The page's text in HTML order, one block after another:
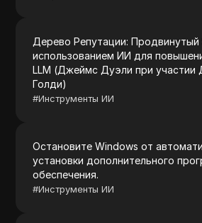
Дерево Репутации: Продвинутый
использованием ИИ для
LLM (Джеймс Дуэли при участии
Голди)
#Инструменты ИИ
Остановите Windows от
установки дополнительного
обеспечения.
#Инструменты ИИ